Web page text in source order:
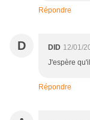
Répondre
D DID 12/01/
J'espère
Répondre